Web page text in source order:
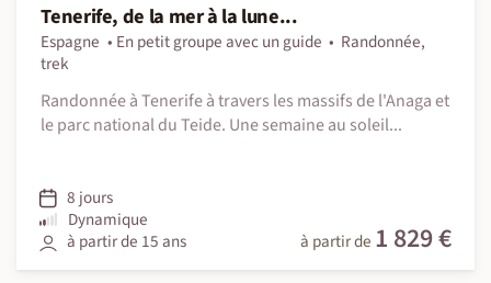
Tenerife, de la mer à la lune...
Espagne En petit groupe avec un guide
Randonnée,
trek
Randonnée à Tenerife à travers les massifs de l'Anaga et
le parc national du Teide. Une semaine au soleil...
8 jours
Dynamique
à partir de 15 ans
à partir de 1 829 €